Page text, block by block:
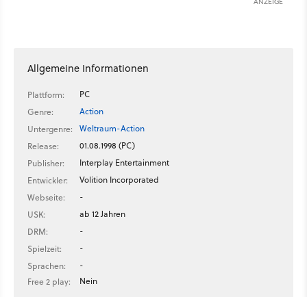
Allgemeine Informationen
Plattform:
PC
Genre:
Action
Untergenre:
Weltraum-Action
Release:
01.08.1998 (PC)
Publisher:
Interplay Entertainment
Entwickler:
Volition Incorporated
Webseite:
-
USK:
ab 12 Jahren
DRM:
-
Spielzeit:
-
Sprachen:
-
Free 2 play:
Nein